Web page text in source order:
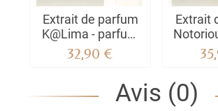
Extrait de parfum
K@Lima - parfum
Mixte | Authentique
Note 33
32,90 €
Extrait
de
Avis (0)